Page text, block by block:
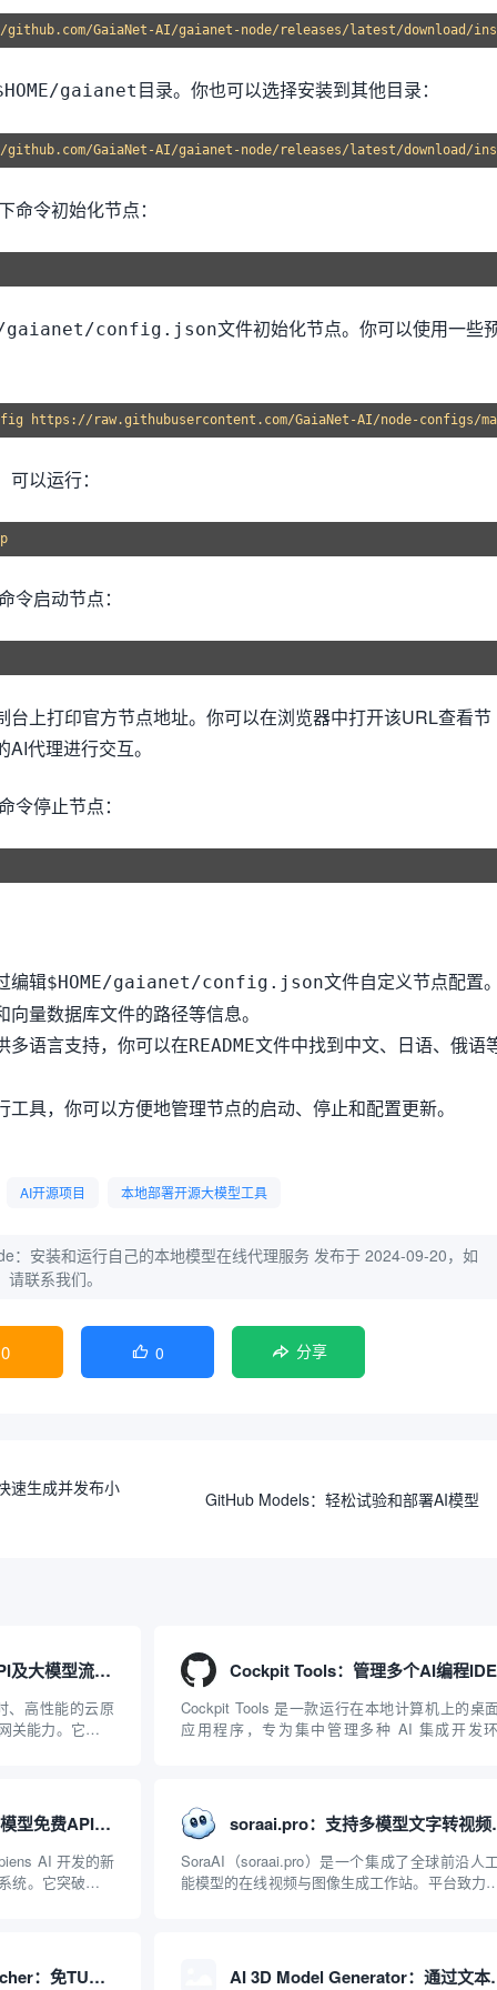
gaianet 目录。你也可以选择安装到其他目录：
GaiaNet-AI/gaianet-node/releases/latest/
命令初始化节点：
gaianet/config.json文件初始化节点。你可以使用一些
以运行：
令启动节点：
台上打印官方节点地址。你可以在浏览器中打开该URL查看节
代理进行交互。
令停止节点：
编辑$HOME/gaianet/config.json文件自定义节点配置
量数据库文件的路径等信息。
多语言支持，你可以在README文件中找到中文、日语、俄语
工具，你可以方便地管理节点的启动、停止和配置更新。
AI开源项目 本地部署开源大模型工具
：安装和运行自己的本地模型在线代理服务 发布于 2024-09-20，如
联系我们。
0  0 分享
速生成并发布小
GitHub Models：轻松试验和部署AI模型
APISIX：管理和代理API及大模型流量的高性能网关
、高性能的云原
能力。它基于
Cockpit Tools 是一款运行在本地计算机上的桌
应用程序，专为集中管理多种 AI 集成开发
Agnes AI：提供全模态模型免费API、支持图文视频生成与复杂工程执行的智能体平台
AI 开发的新
。它突破了单
soraai.pro
SoraAI（soraai.pro）是一个集成了全球前沿人
能模型的在线视频与图像生成工作站。平台致力
AntigravityProxyLauncher：免TUN全局代理使用Antigravity IDE AI 3D Model